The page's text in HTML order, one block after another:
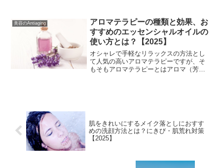
限と適度な運動とよく言われます。で
も、運動といってもジムに通う時間もな
いし、激しい運動するのはしんどいと考
える人も多いです。
美容のAntiaging
アロマテラピーの種類と効果、お
すすめのエッセンシャルオイルの
使い方とは？【2025】
オシャレで手軽なリラックスの方法とし
て人気の高いアロマテラピーですが、そ
もそもアロマテラピーとはアロマ（芳
肌をきれいにするメイク落としにおすす
めの洗顔方法とは？にきび・肌荒れ対策
【2025】